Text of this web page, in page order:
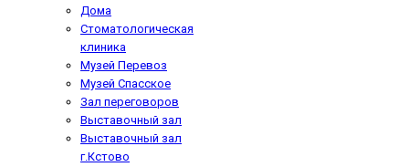
Дома
Стоматологическая
клиника
Музей Перевоз
Музей Спасское
Зал переговоров
Выставочный зал
Выставочный зал
г.Кстово